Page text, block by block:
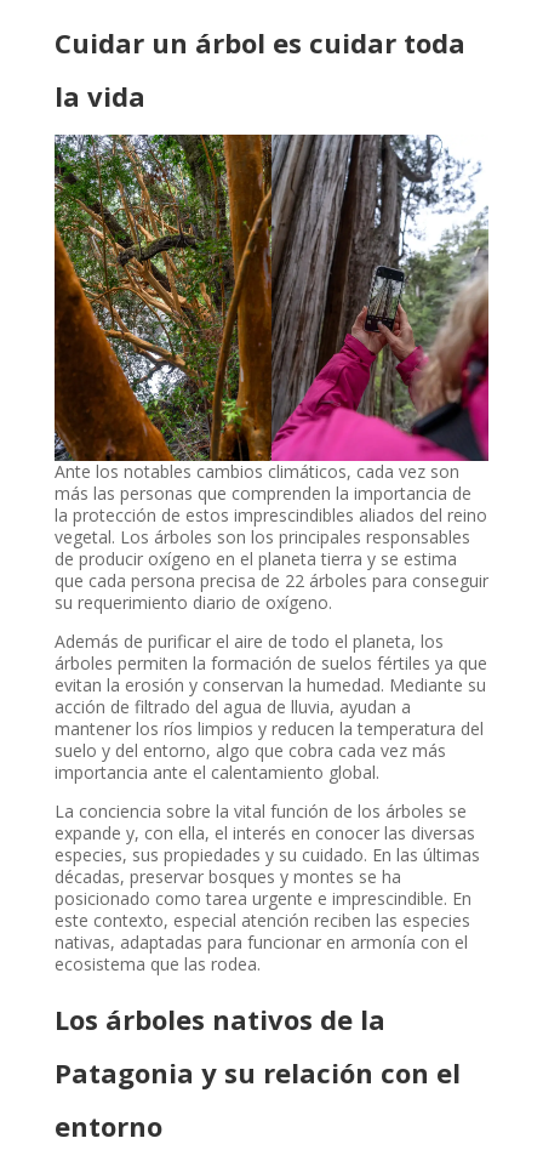
Cuidar un árbol es cuidar toda
la vida
Ante los notables cambios climáticos, cada vez son
más las personas que comprenden la importancia de
la protección de estos imprescindibles aliados del reino
vegetal. Los árboles son los principales responsables
de producir oxígeno en el planeta tierra y se estima
que cada persona precisa de 22 árboles para conseguir
su requerimiento diario de oxígeno.
Además de purificar el aire de todo el planeta, los
árboles permiten la formación de suelos fértiles ya que
evitan la erosión y conservan la humedad. Mediante su
acción de filtrado del agua de lluvia, ayudan a
mantener los ríos limpios y reducen la temperatura del
suelo y del entorno, algo que cobra cada vez más
importancia ante el calentamiento global.
La conciencia sobre la vital función de los árboles se
expande y, con ella, el interés en conocer las diversas
especies, sus propiedades y su cuidado. En las últimas
décadas, preservar bosques y montes se ha
posicionado como tarea urgente e imprescindible. En
este contexto, especial atención reciben las especies
nativas, adaptadas para funcionar en armonía con el
ecosistema que las rodea.
Los árboles nativos de la
Patagonia y su relación con el
entorno